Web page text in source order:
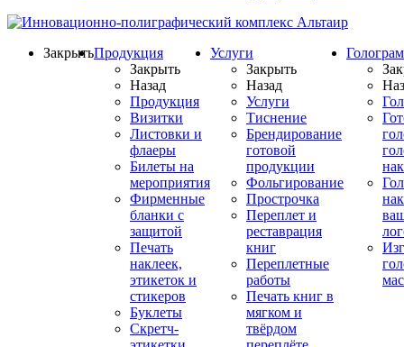
ЗакрытьПродукция
Закрыть
Назад
Продукция
Визитки
Листовки и
флаеры
Билеты на
мероприятия
Фирменные
бланки с
защитой
Печать
наклеек,
этикеток и
стикеров
Буклеты
Скретч-
Услуги
Закрыть
Назад
Услуги
Тиснение
Брендирование
готовой
продукции
Фольгирование
Прострочка
Переплет и
реставрация
книг
Переплетные
работы
Печать книг в
мягком и
твёрдом